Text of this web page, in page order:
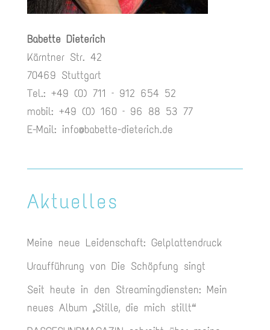
Babette Dieterich
Kärntner Str. 42
70469 Stuttgart
Tel.: +49 (0) 711 – 912 654 52
mobil: +49 (0) 160 – 96 88 53 77
E-Mail: info@babette-dieterich.de
Aktuelles
Meine neue Leidenschaft: Gelplattendruck
Uraufführung von Die Schöpfung singt
Seit heute in den Streamingdiensten: Mein
neues Album „Stille, die mich stillt“